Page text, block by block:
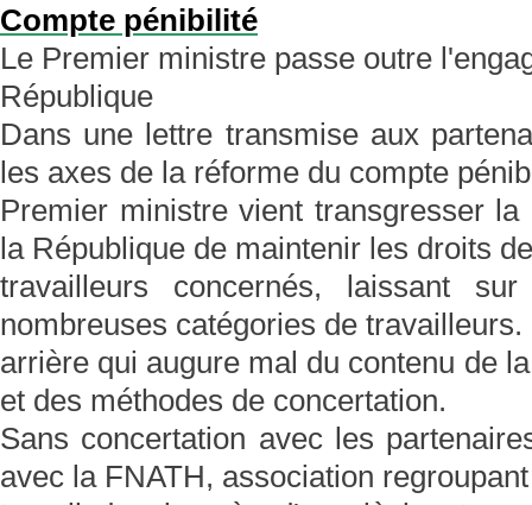
Compte pénibilité
Le Premier ministre passe outre
République
Dans une lettre transmise aux
les axes de la réforme du compte
Premier ministre vient transgresser
la République de maintenir les droits
travailleurs concernés, laissant
nombreuses catégories de
arrière qui augure mal du contenu de
et des méthodes de concertation.
Sans concertation avec les
avec la FNATH, association